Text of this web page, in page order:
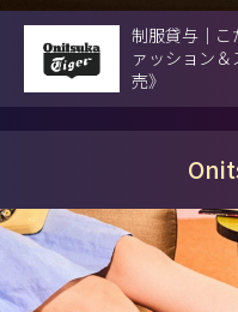
制服貸与｜こ
ァッション
売》